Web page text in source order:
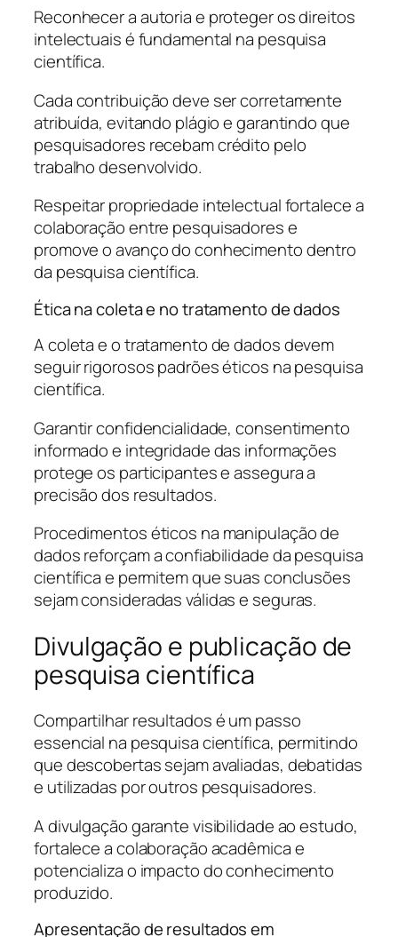
Reconhecer a autoria e proteger os direitos
intelectuais é fundamental na pesquisa
científica.
Cada contribuição deve ser corretamente
atribuída, evitando plágio e garantindo que
pesquisadores recebam crédito pelo
trabalho desenvolvido.
Respeitar propriedade intelectual fortalece a
colaboração entre pesquisadores e
promove o avanço do conhecimento dentro
da pesquisa científica.
Ética na coleta e no tratamento de dados
A coleta e o tratamento de dados devem
seguir rigorosos padrões éticos na pesquisa
científica.
Garantir confidencialidade, consentimento
informado e integridade das informações
protege os participantes e assegura a
precisão dos resultados.
Procedimentos éticos na manipulação de
dados reforçam a confiabilidade da pesquisa
científica e permitem que suas conclusões
sejam consideradas válidas e seguras.
Divulgação e publicação de
pesquisa científica
Compartilhar resultados é um passo
essencial na pesquisa científica, permitindo
que descobertas sejam avaliadas, debatidas
e utilizadas por outros pesquisadores.
A divulgação garante visibilidade ao estudo,
fortalece a colaboração acadêmica e
potencializa o impacto do conhecimento
produzido.
Apresentação de resultados em